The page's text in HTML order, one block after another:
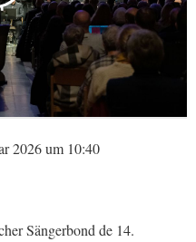
2026 um 10:40
Sängerbond de 14.